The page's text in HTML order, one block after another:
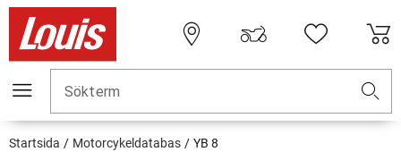
Sökterm
Startsida Motorcykeldatabas YB 8